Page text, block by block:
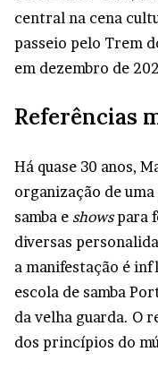
central na cena
passeio pelo Trem
em dezembro de
Referências
Há quase 30 anos,
organização de
samba e showspara
diversas
a manifestação é
escola de samba
da velha guarda. O
dos princípios do